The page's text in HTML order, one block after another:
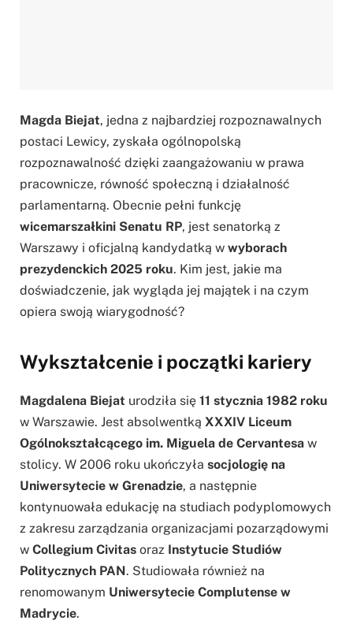
Magda Biejat, jedna z najbardziej rozpoznawalnych
postaci Lewicy, zyskała ogólnopolską
rozpoznawalność dzięki zaangażowaniu w prawa
pracownicze, równość społeczną i działalność
parlamentarną. Obecnie pełni funkcję
wicemarszałkini Senatu RP, jest senatorką z
Warszawy i oficjalną kandydatką w wyborach
prezydenckich 2025 roku. Kim jest, jakie ma
doświadczenie, jak wygląda jej majątek i na czym
opiera swoją wiarygodność?
Wykształcenie i początki kariery
Magdalena Biejat urodziła się 11 stycznia 1982 roku
w Warszawie. Jest absolwentką XXXIV Liceum
Ogólnokształcącego im. Miguela de Cervantesa w
stolicy. W 2006 roku ukończyła socjologię na
Uniwersytecie w Grenadzie, a następnie
kontynuowała edukację na studiach podyplomowych
z zakresu zarządzania organizacjami pozarządowymi
w Collegium Civitas oraz Instytucie Studiów
Politycznych PAN. Studiowała również na
renomowanym Uniwersytecie Complutense w
Madrycie.